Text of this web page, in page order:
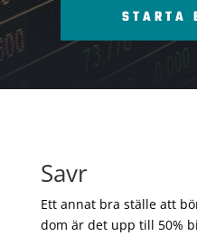
STARTA
Savr
Ett annat bra ställe att
dom är det upp till 50%